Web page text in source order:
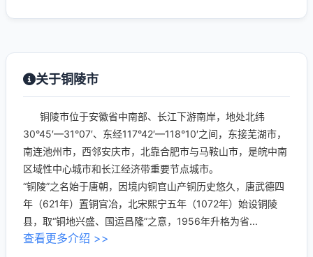
关于铜陵市
铜陵市位于安徽省中南部、长江下游南岸，地处北纬
30°45′—31°07′、东经117°42′—118°10′之间，东接芜湖市，
南连池州市，西邻安庆市，北靠合肥市与马鞍山市，是皖中南
区域性中心城市和长江经济带重要节点城市。
“铜陵”之名始于唐朝，因境内铜官山产铜历史悠久，唐武德四
年（621年）置铜官冶，北宋熙宁五年（1072年）始设铜陵
县，取“铜地兴盛、国运昌隆”之意，1956年升格为省...
查看更多介绍 >>